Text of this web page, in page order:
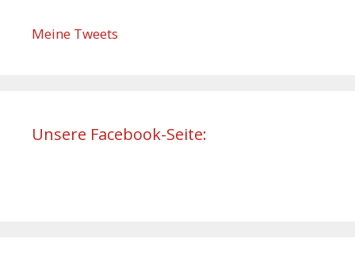
Meine Tweets
Unsere Facebook-Seite: